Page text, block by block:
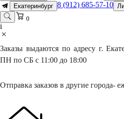
Екатеринбург 8 (912) 685-57-10
0
i
Заказы выдаются по адресу г.
ПН по СБ с 11:00 до 18:00
Отправка заказов в другие города-